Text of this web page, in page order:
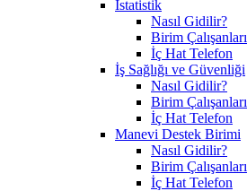
İstatistik
Nasıl Gidilir?
Birim Çalışanları
İç Hat Telefon
İş Sağlığı ve Güvenliği
Nasıl Gidilir?
Birim Çalışanları
İç Hat Telefon
Manevi Destek Birimi
Nasıl Gidilir?
Birim Çalışanları
İç Hat Telefon